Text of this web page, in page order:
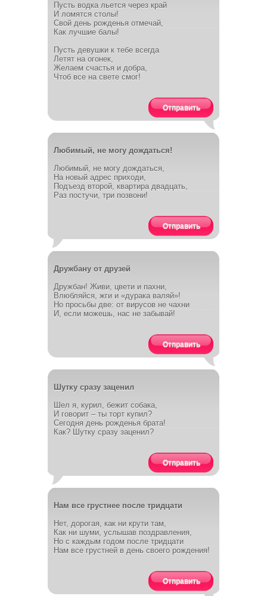
Пусть водка льется через край
И ломятся столы!
Свой день рожденья отмечай,
Как лучшие балы!
Пусть девушки к тебе всегда
Летят на огонек,
Желаем счастья и добра,
Чтоб все на свете смог!
Отправить
Любимый, не могу дождаться!
Любимый, не могу дождаться,
На новый адрес приходи,
Подъезд второй, квартира двадцать,
Раз постучи, три позвони!
Отправить
Дружбану от друзей
Дружбан! Живи, цвети и пахни,
Влюбляйся, жги и «дурака валяй»!
Но просьбы две: от вирусов не чахни
И, если можешь, нас не забывай!
Отправить
Шутку сразу заценил
Шел я, курил, бежит собака,
И говорит – ты торт купил?
Сегодня день рожденья брата!
Как? Шутку сразу заценил?
Отправить
Нам все грустнее после тридцати
Нет, дорогая, как ни крути там,
Как ни шуми, услышав поздравления,
Но с каждым годом после тридцати
Нам все грустней в день своего рождения!
Отправить